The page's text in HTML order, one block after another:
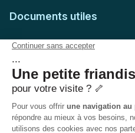
Documents utiles
Feuille de soins
Conditions générales
Politique de confidentialité
Politique des Cookies